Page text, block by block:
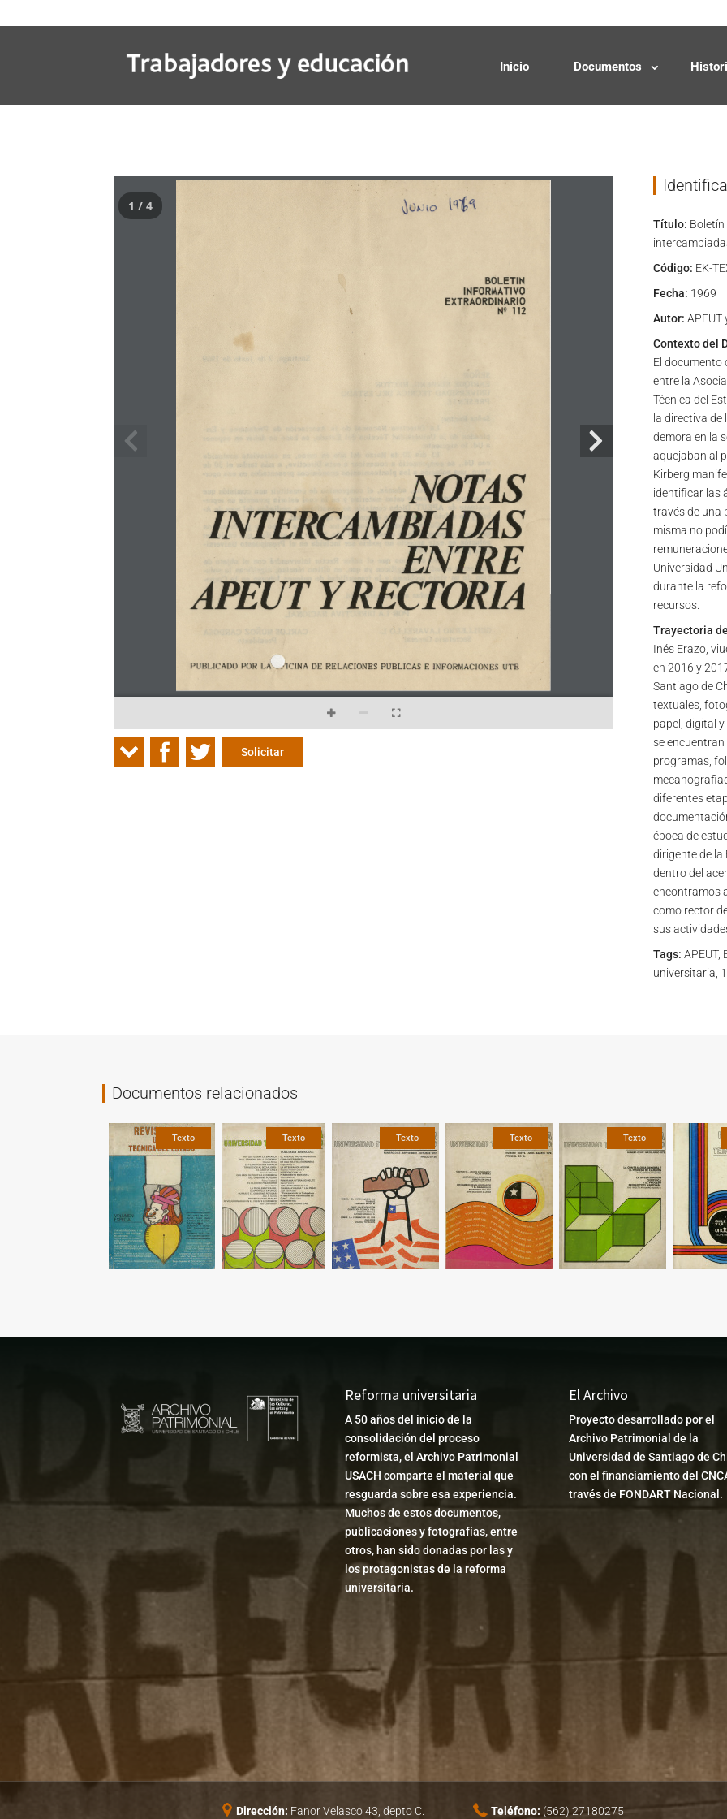
Inicio Documentos
1 / 4
Solicitar
Título:
Código: EK-
Fecha: 1969
Autor: APEUT
Contexto del
El documento
entre la
Técnica del
la directiva
demora en la
aquejaban al
Kirberg
identificar las
través de una
misma no
Universidad
durante la
recursos.
Trayectoria
Inés Erazo,
en 2016 y
Santiago de
textuales,
papel, digital
se encuentran
programas,
diferentes
época de
dirigente de la
dentro del
encontramos
como rector
sus
Tags: APEUT,
universitaria,
Documentos relacionados
Texto Texto Texto Texto Texto
Reforma universitaria
A 50 años del inicio de la
consolidación del proceso
reformista, el Archivo Patrimonial
USACH comparte el material que
resguarda sobre esa experiencia.
Muchos de estos documentos,
publicaciones y fotografías, entre
otros, han sido donadas por las y
los protagonistas de la reforma
universitaria.
El Archivo
Proyecto desarrollado por el
Archivo Patrimonial de la
Universidad de Santiago de
con el financiamiento del
través de FONDART Nacional.
Dirección: Fanor Velasco 43, depto C. Teléfono: (562) 27180275